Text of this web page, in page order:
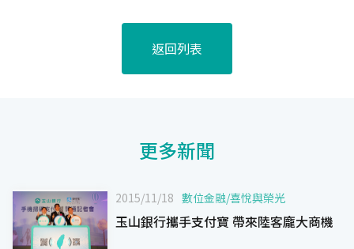
返回列表
更多新聞
2015/11/18 數位金融/喜悅與榮光
玉山銀行攜手支付寶 帶來陸客龐大商機